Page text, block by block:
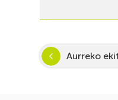
Aurreko